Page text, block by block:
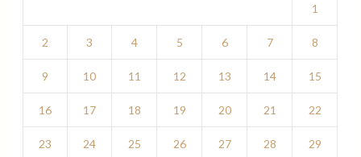
1
2 3 4 5 6 7 8
9 10 11 12 13 14 15
16 17 18 19 20 21 22
23 24 25 26 27 28 29